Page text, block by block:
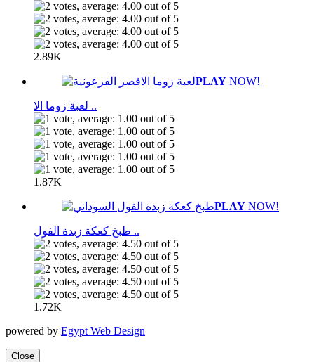
2.89K
PLAY NOW!
لعبة زوما الا ..
1.87K
PLAY NOW!
طبخ كعكة زبدة الفول ..
1.72K
powered by Egypt Web Design
Close